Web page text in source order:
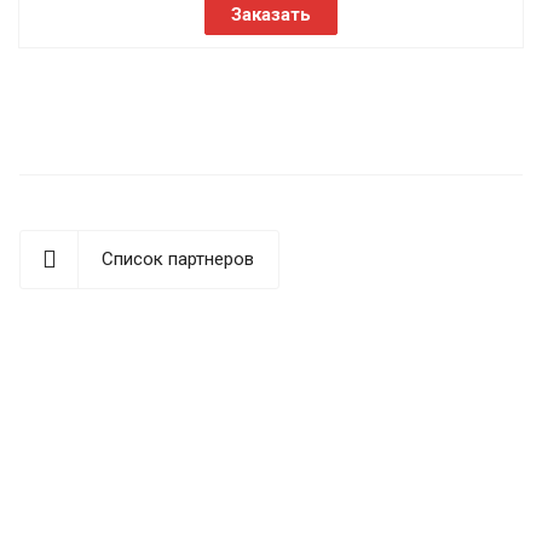
Заказать
Список партнеров